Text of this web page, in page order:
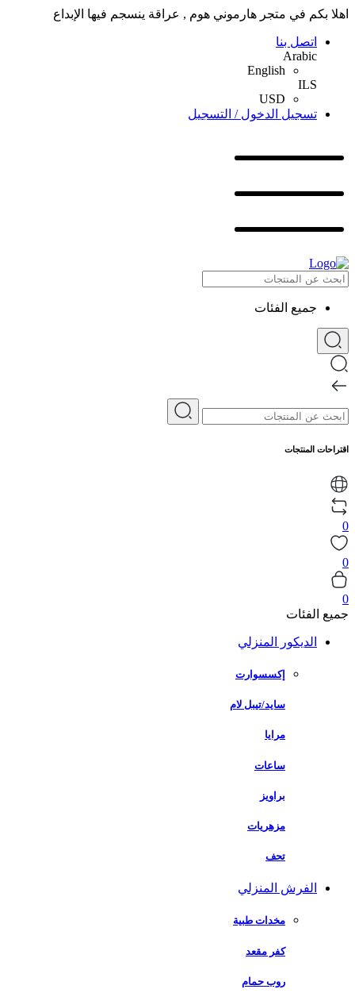
اهلا بكم في متجر هارموني هوم , عراقة ينسجم فيها الإبداع
اتصل بنا
Arabic
English
ILS
USD
تسجيل الدخول / التسجيل
جميع الفئات
اقتراحات المنتجات
0
0
0
جميع الفئات
الديكور المنزلي
إكسسوارت
سايد/تيبل لام
مرايا
ساعات
براويز
مزهريات
تحف
الفرش المنزلي
مخدات طبية
كفر مقعد
روب حمام